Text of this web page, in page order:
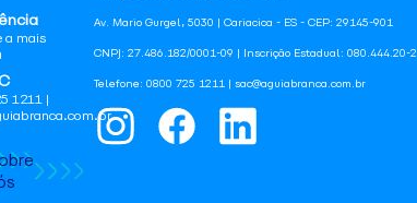
Av. Mario Gurgel, 5030 | Cariacica - ES - CEP: 29145-901
CNPJ: 27.486.182/0001-09 | Inscrição Estadual: 080.444.20-2
Telefone: 0800 725 1211 | sac@aguiabranca.com.br
a mais
1211 |